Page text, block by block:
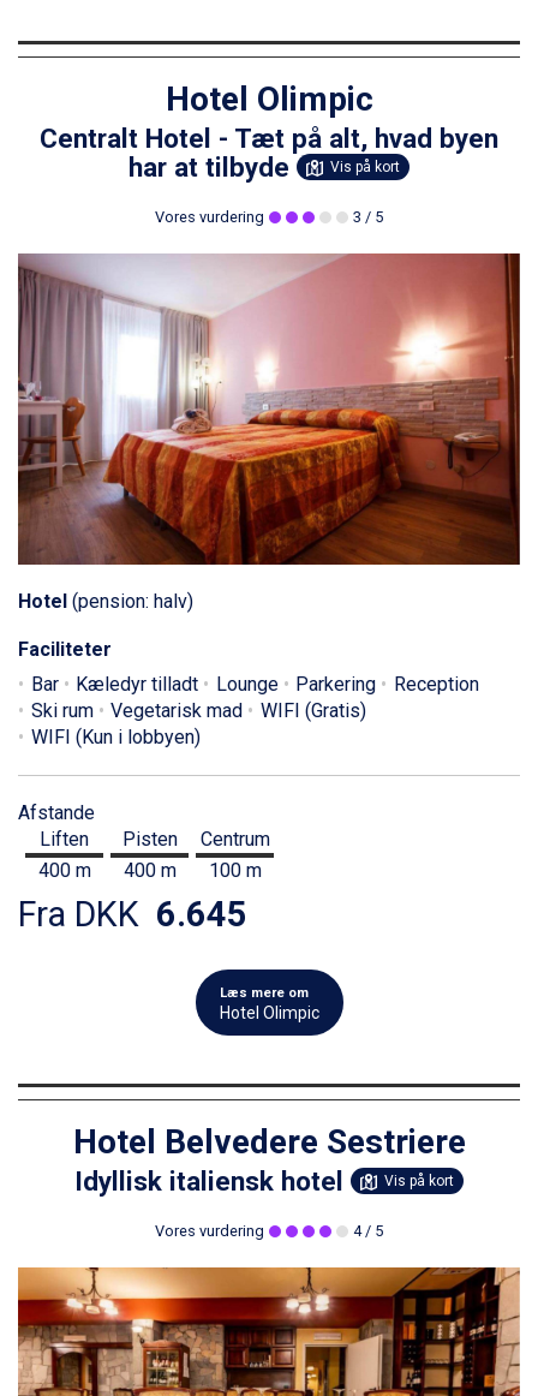
Hotel Olimpic
Centralt Hotel - Tæt på alt, hvad byen
har at tilbyde
Vis på kort
Vores vurdering 3 / 5
Hotel (pension: halv)
Faciliteter
Bar
Kæledyr tilladt Lounge Parkering
Reception
Ski rum
Vegetarisk mad
WIFI (Gratis)
WIFI (Kun i lobbyen)
Afstande
Liften
400 m
Pisten
400 m
Centrum
100 m
Fra DKK 6.645
Læs mere om
Hotel Olimpic
Hotel Belvedere Sestriere
Idyllisk italiensk hotel Vis på kort
Vores vurdering 4/ 5